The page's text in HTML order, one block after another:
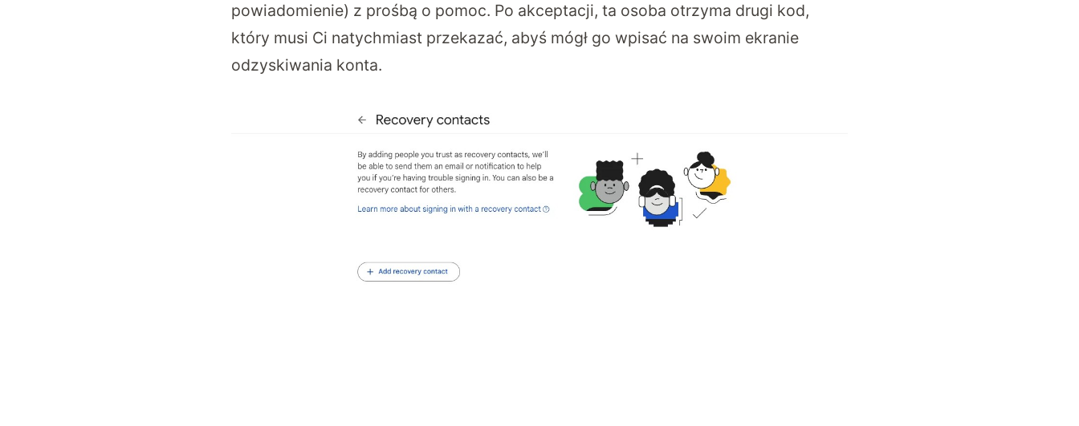
powiadomienie) z prośbą o pomoc. Po akceptacji, ta osoba otrzyma drugi kod,
który musi Ci natychmiast przekazać, abyś mógł go wpisać na swoim ekranie
odzyskiwania konta.